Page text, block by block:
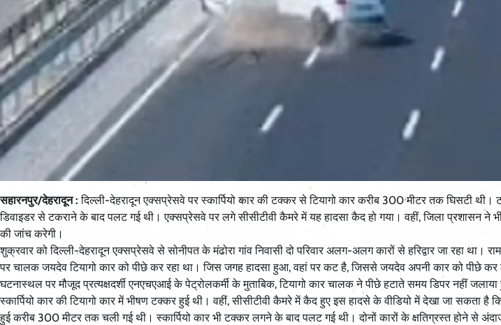
सहारनपुर/देहरादून : दिल्ली-देहरादून एक्सप्रेसवे पर स्कार्पियो कार की टक्कर से टियागो कार करीब 300 मीटर तक घिसटी थी।
डिवाइडर से टकराने के बाद पलट गई थी। एक्सप्रेसवे पर लगे सीसीटीवी कैमरे में यह हादसा कैद हो गया। वहीं, जिला प्रशासन ने
की जांच करेगी।
शुक्रवार को दिल्ली-देहरादून एक्सप्रेसवे से सोनीपत के मंढोरा गांव निवासी दो परिवार अलग-अलग कारों से हरिद्वार जा रहा था।
पर चालक जयदेव टियागो कार को पीछे कर रहा था। जिस जगह हादसा हुआ, वहां पर कट है, जिससे जयदेव अपनी कार को पीछे कर
घटनास्थल पर मौजूद प्रत्यक्षदर्शी एनएचएआई के पेट्रोलकर्मी के मुताबिक, टियागो कार चालक ने पीछे हटाते समय डिपर नहीं
स्कार्पियो कार की टियागो कार में भीषण टक्कर हुई थी। वहीं, सीसीटीवी कैमरे में कैद हुए इस हादसे के वीडियो में देखा जा सकता है
हुई करीब 300 मीटर तक चली गई थी। स्कार्पियो कार भी टक्कर लगने के बाद पलट गई थी। दोनों कारों के क्षतिग्रस्त होने से